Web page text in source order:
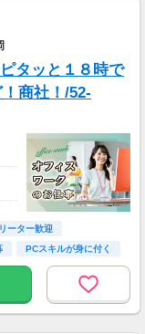
タッと１８時で
商社！/52-
ーター歓迎
PCスキルが身に付く